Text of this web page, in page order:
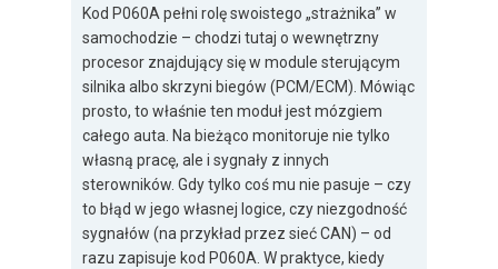
Kod P060A pełni rolę swoistego „strażnika” w
samochodzie – chodzi tutaj o wewnętrzny
procesor znajdujący się w module sterującym
silnika albo skrzyni biegów (PCM/ECM). Mówiąc
prosto, to właśnie ten moduł jest mózgiem
całego auta. Na bieżąco monitoruje nie tylko
własną pracę, ale i sygnały z innych
sterowników. Gdy tylko coś mu nie pasuje – czy
to błąd w jego własnej logice, czy niezgodność
sygnałów (na przykład przez sieć CAN) – od
razu zapisuje kod P060A. W praktyce, kiedy